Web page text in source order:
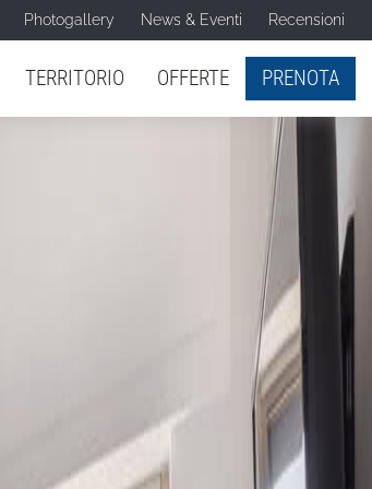
Photogallery News & Eventi Recensioni
TERRITORIO OFFERTE PRENOTA